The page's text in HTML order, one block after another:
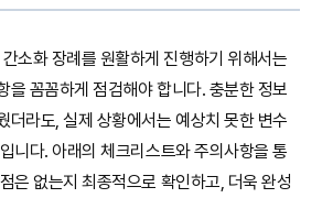
소화 장례를 원활하게 진행하기 위해서는
을 꼼꼼하게 점검해야 합니다. 충분한 정보
더라도, 실제 상황에서는 예상치 못한 변수
니다. 아래의 체크리스트와 주의사항을 통
은 없는지 최종적으로 확인하고, 더욱 완성